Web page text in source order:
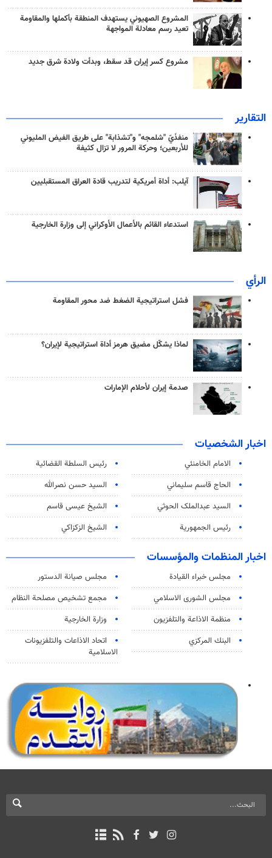
المشروع الصهيوني يستهدف المنطقة بأكملها والمقاومة
تعيد رسم معادلة المواجهة
مشروع كسر إيران قد سقط، وبدأت ولادة شرق جديد
التقارير
منفذَيّ "شلمجه" و"تشذابة" على طريق الفيض المليوني
للأربعين؛ وحركة المرور لا تزال كثيفة
آيلب: أداة أمريكية لتدريب قادة العراق المستقبليين
استدعاء القائم بالأعمال الأوكراني إلى وزارة الخارجية
الرأي
فشل استراتيجية الضغط ضد محور المقاومة
لماذا يشكّل مضيق هرمز أداة استراتيجية لإيران؟
صدمة إيران لأحلام الإمارات
اخبار الشخصيات
الامام الخامنئي
رئیس السلطة القضائیة
الحاج قاسم سليماني
السيد حسن نصرالله
السید عبدالملک الحوثي
الشيخ عيسى قاسم
رئيس الجمهورية
الشيخ الزكزاكي
اخبار المنظمات والمؤسسات
مجلس خبراء القيادة
مجلس صيانة الدستور
مجلس الشورى الاسلامي
مجمع تشخيص مصلحة النظام
منظمة الاذاعة والتلفزیون
وزارة الخارجية
البنك المركزي
اتحاد الاذاعات والتلفزيونات
الاسلامية